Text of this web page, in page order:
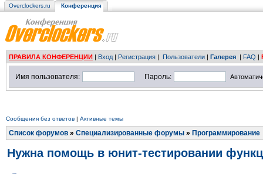
Overclockers.ru Конференция
ПРАВИЛА КОНФЕРЕНЦИИ | Вход | Регистрация | Пользователи | Галерея | FAQ |
Имя пользователя: Пароль:
Сообщения без ответов | Активные темы
Список форумов » Специализированные форумы » Программирование
Нужна помощь в юнит-тестировании